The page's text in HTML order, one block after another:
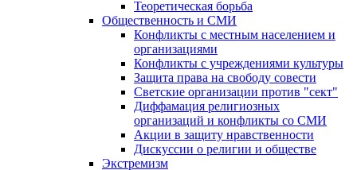
Теоретическая борьба
Общественность и СМИ
Конфликты с местным населением и
организациями
Конфликты с учреждениями культуры
Защита права на свободу совести
Светские организации против "сект"
Диффамация религиозных
организаций и конфликты со СМИ
Акции в защиту нравственности
Дискуссии о религии и обществе
Экстремизм